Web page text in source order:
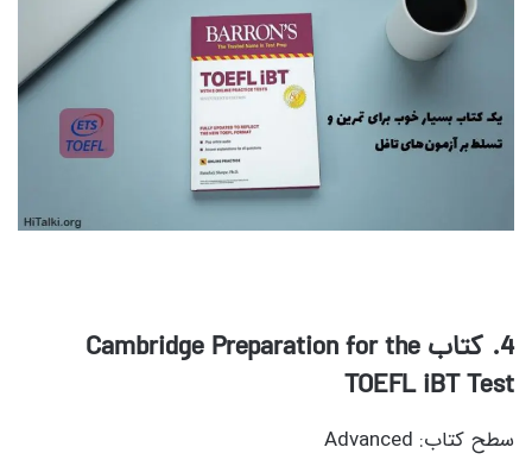
4
. کتاب Cambridge Preparation for the
TOEFL iBT Test
سطح کتاب: Advanced